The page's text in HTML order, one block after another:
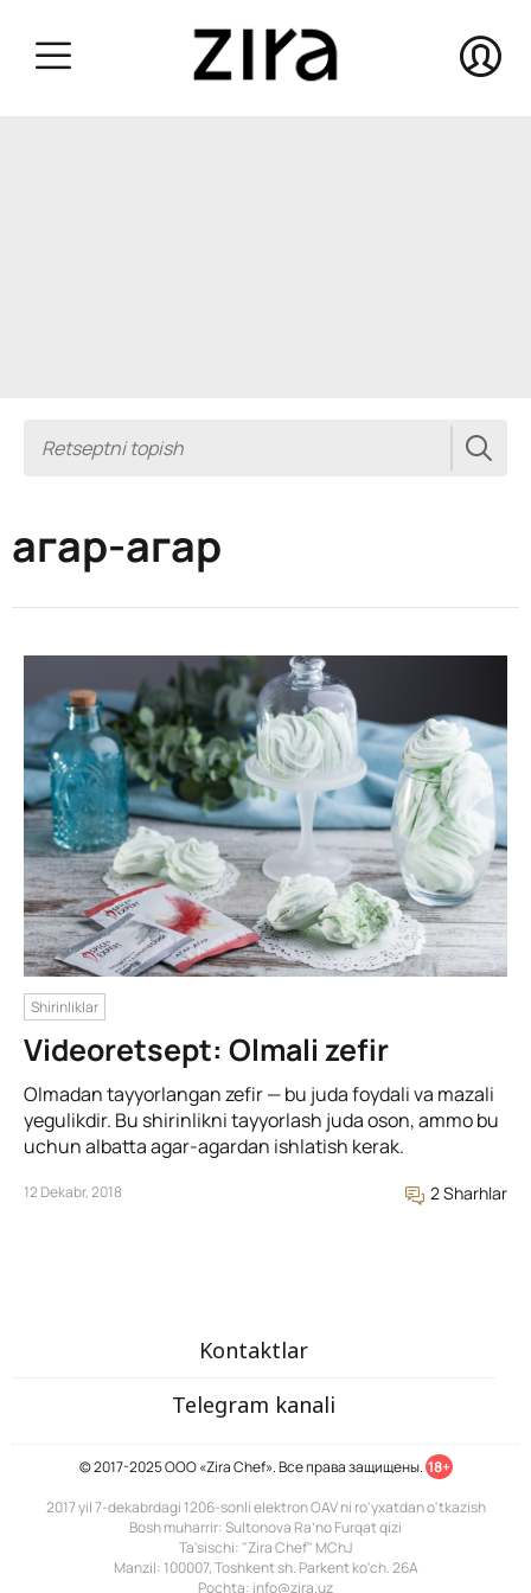
агар-агар
Shirinliklar
Videoretsept: Olmali zefir
Olmadan tayyorlangan zefir — bu juda foydali va mazali
yegulikdir. Bu shirinlikni tayyorlash juda oson, ammo bu
uchun albatta agar-agardan ishlatish kerak.
12 Dekabr, 2018 2 Sharhlar
Kontaktlar
Telegram kanali
© 2017-2025 ООО «Zira Chef». Все права защищены. 18+
2017 yil 7-dekabrdagi 1206-sonli elektron OAV ni ro'yxatdan o'tkazish
Bosh muharrir: Sultonova Ra’no Furqat qizi
Ta'sischi: "Zira Chef" MChJ
Manzil: 100007, Toshkent sh. Parkent ko'ch. 26A
Pochta: info@zira.uz